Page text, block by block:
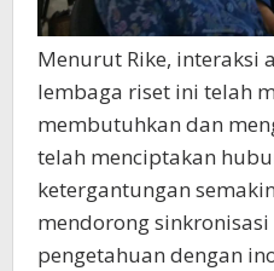
Menurut Rike, interaksi
lembaga riset ini telah
membutuhkan dan
telah menciptakan
ketergantungan
mendorong
pengetahuan dengan